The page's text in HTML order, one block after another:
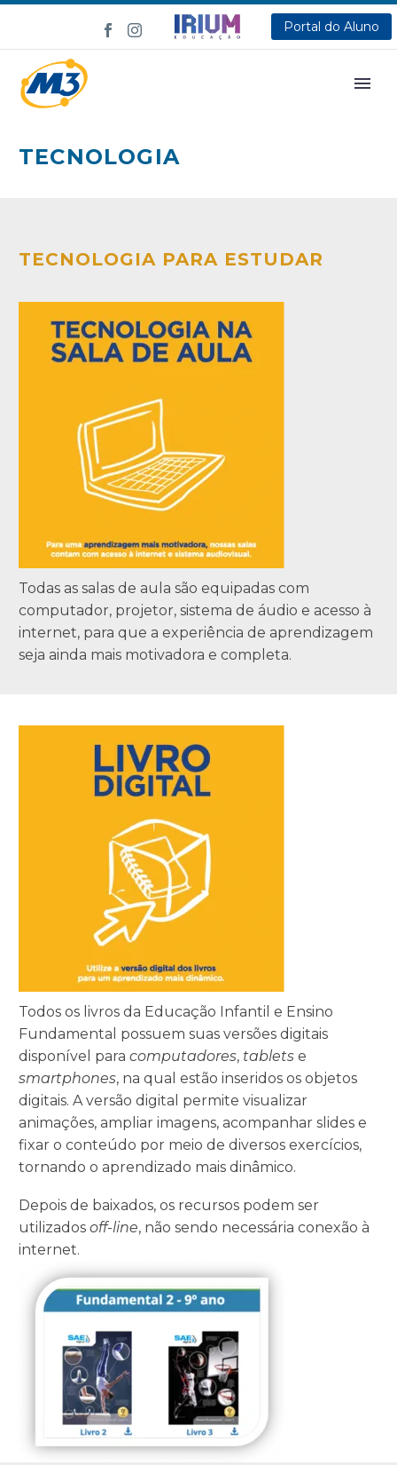
Portal do Aluno
TECNOLOGIA
TECNOLOGIA PARA ESTUDAR
Todas as salas de aula são equipadas com
computador, projetor, sistema de áudio e acesso à
internet, para que a experiência de aprendizagem
seja ainda mais motivadora e completa.
Todos os livros da Educação Infantil e Ensino
Fundamental possuem suas versões digitais
disponível para computadores, tablets e
smartphones, na qual estão inseridos os objetos
digitais. A versão digital permite visualizar
animações, ampliar imagens, acompanhar slides e
fixar o conteúdo por meio de diversos exercícios,
tornando o aprendizado mais dinâmico.
Depois de baixados, os recursos podem ser
utilizados off-line, não sendo necessária conexão à
internet.